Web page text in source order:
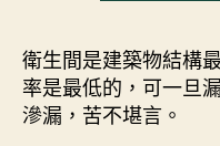
衛生間是建築物結構
率是最低的，可一旦
滲漏，苦不堪言。